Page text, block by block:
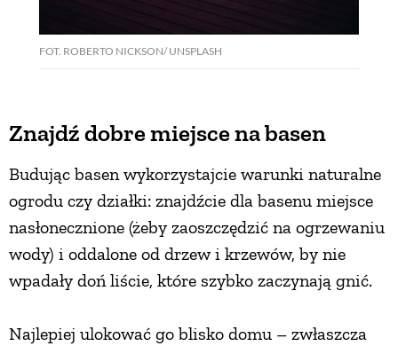
FOT. ROBERTO NICKSON/ UNSPLASH
Znajdź dobre miejsce na basen
Budując basen wykorzystajcie warunki naturalne
ogrodu czy działki: znajdźcie dla basenu miejsce
nasłonecznione (żeby zaoszczędzić na ogrzewaniu
wody) i oddalone od drzew i krzewów, by nie
wpadały doń liście, które szybko zaczynają gnić.
Najlepiej ulokować go blisko domu – zwłaszcza